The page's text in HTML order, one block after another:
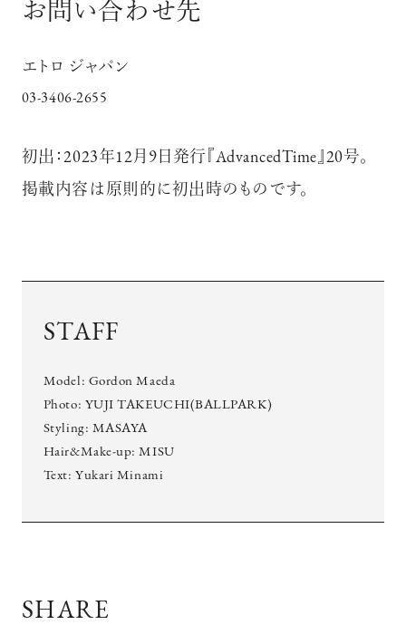
お問い合わせ先
エトロ ジャパン
03-3406-2655
初出：2023年12月9日発行『AdvancedTime』20号。
掲載内容は原則的に初出時のものです。
STAFF
Model: Gordon Maeda
Photo: YUJI TAKEUCHI(BALLPARK)
Styling: MASAYA
Hair&Make-up: MISU
Text: Yukari Minami
SHARE